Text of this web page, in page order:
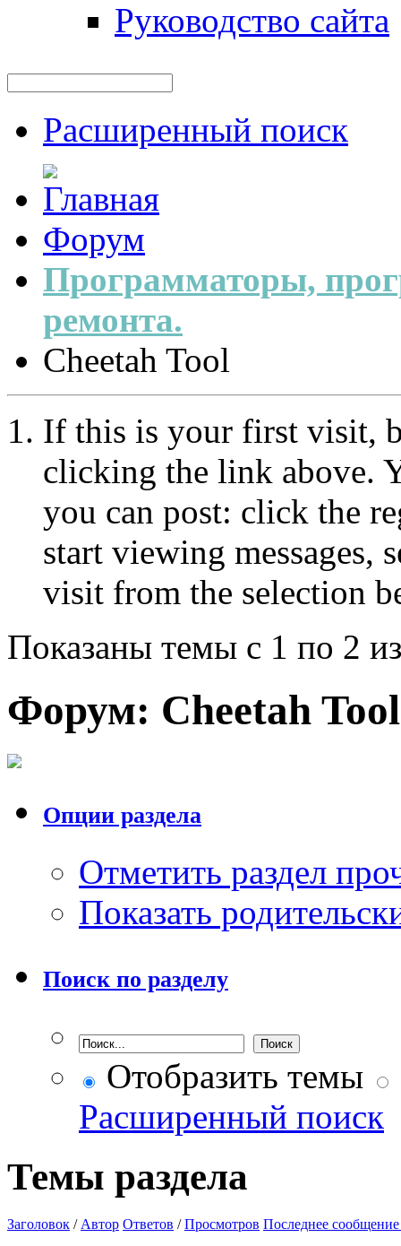
Руководство сайта
Расширенный поиск
Форум
Программаторы,
ремонта.
Cheetah Tool
If this is your first visit,
clicking the link above.
you can post: click the
start viewing messages,
visit from the selection
Показаны темы с 1 по 2
Форум: Cheetah Tool
Опции раздела
Отметить раздел
Показать
Поиск по разделу
Отобразить темы
Расширенный поиск
Темы раздела
Заголовок / Автор Ответов /Просмотров Последнее сообщение